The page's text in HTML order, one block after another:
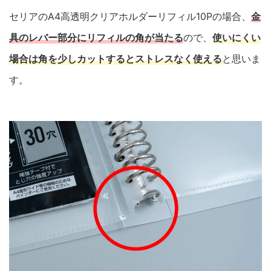
セリアのA4高透明クリアホルダーリフィル10Pの場合、 金
具のレバー部分にリフィルの角が当たるので、 使いにくい
場合は角を少しカットするとストレスなく使えると思いま
す。